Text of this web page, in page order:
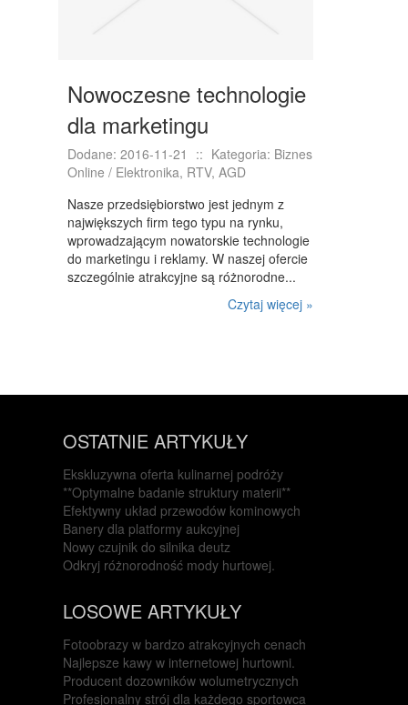
Nowoczesne technologie
dla marketingu
Dodane: 2016-11-21 :: Kategoria: Biznes
Online / Elektronika, RTV, AGD
Nasze przedsiębiorstwo jest jednym z
największych firm tego typu na rynku,
wprowadzającym nowatorskie technologie
do marketingu i reklamy. W naszej ofercie
szczególnie atrakcyjne są różnorodne...
Czytaj więcej »
OSTATNIE ARTYKUŁY
Ekskluzywna oferta kulinarnej podróży
**Optymalne badanie struktury materii**
Efektywny układ przewodów kominowych
Banery dla platformy aukcyjnej
Nowy czujnik do silnika deutz
Odkryj różnorodność mody hurtowej.
LOSOWE ARTYKUŁY
Fotoobrazy w bardzo atrakcyjnych cenach
Najlepsze kawy w internetowej hurtowni.
Producent dozowników wolumetrycznych
Profesjonalny strój dla każdego sportowca